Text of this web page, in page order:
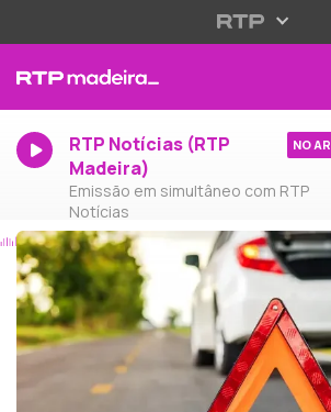
RTP Notícias (RTP
Madeira)
Emissão em simultâneo com RTP
Notícias
NO AR